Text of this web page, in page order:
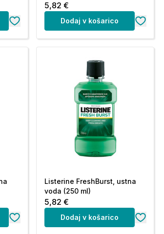
5,82 €
Dodaj v košarico
Listerine FreshBurst, ustna
voda (250 ml)
5,82 €
Dodaj v košarico